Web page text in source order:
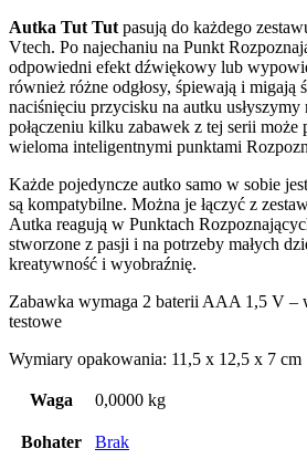
Autka Tut Tut pasują do każdego
Vtech. Po najechaniu na Punkt
odpowiedni efekt dźwiękowy lub
również różne odgłosy, śpiewają i migają
naciśnięciu przycisku na autku
połączeniu kilku zabawek z tej serii może
wieloma inteligentnymi punktami
Każde pojedyncze autko samo w sobie
są kompatybilne. Można je łączyć z
Autka reagują w Punktach
stworzone z pasji i na potrzeby małych
kreatywność i wyobraźnię.
Zabawka wymaga 2 baterii AAA 1,5 V –
testowe
Wymiary opakowania: 11,5 x 12,5 x 7 cm
Waga 0,0000 kg
Bohater Brak